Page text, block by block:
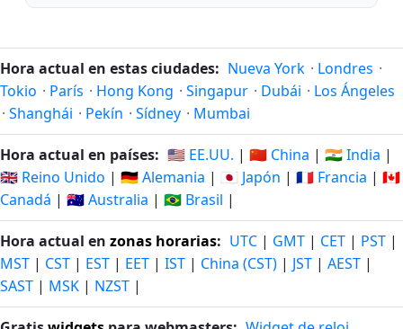
Hora actual en estas ciudades: Nueva York · Londres ·
Tokio · París · Hong Kong · Singapur · Dubái · Los Ángeles
· Shanghái · Pekín · Sídney · Mumbai
Hora actual en países: 🇺🇸 EE.UU. | 🇨🇳 China | 🇮🇳 India |
🇬🇧 Reino Unido | 🇩🇪 Alemania | 🇯🇵 Japón | 🇫🇷 Francia | 🇨🇦
Canadá | 🇦🇺 Australia | 🇧🇷 Brasil |
Hora actual en zonas horarias: UTC | GMT | CET | PST |
MST | CST | EST | EET | IST | China (CST) | JST | AEST |
SAST | MSK | NZST |